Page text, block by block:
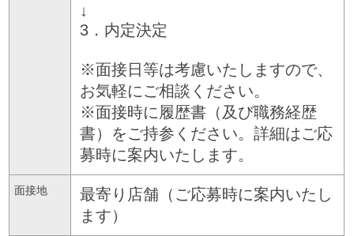
↓
3．内定決定
※面接日等は考慮いたしますので、
お気軽にご相談ください。
※面接時に履歴書（及び職務経歴
書）をご持参ください。詳細はご応
募時に案内いたします。
面接地
最寄り店舗（ご応募時に案内いたし
ます）